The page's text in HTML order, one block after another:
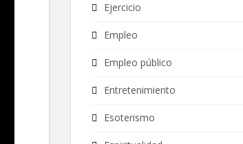
Ejercicio
Empleo
Empleo público
Entretenimiento
Esoterismo